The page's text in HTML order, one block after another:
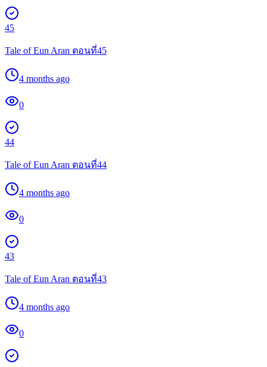
45
Tale of Eun Aran ตอนที่45
4 months ago
0
44
Tale of Eun Aran ตอนที่44
4 months ago
0
43
Tale of Eun Aran ตอนที่43
4 months ago
0